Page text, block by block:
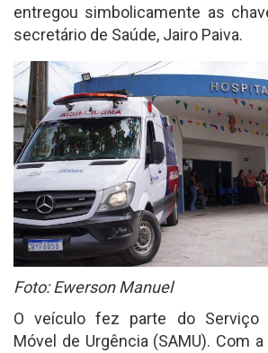
entregou simbolicamente as
secretário de Saúde, Jairo Paiva.
Foto: Ewerson Manuel
O veículo fez parte do Serviço
Móvel de Urgência (SAMU). Com